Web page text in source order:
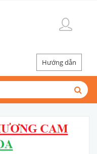
Hướng dẫn